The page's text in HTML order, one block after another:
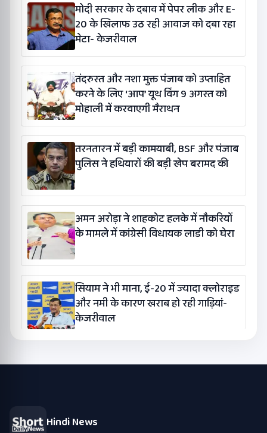
मोदी सरकार के दबाव में पेपर लीक और E-
20 के खिलाफ उठ रही आवाज को दबा रहा
मेटा- केजरीवाल
तंदरुस्त और नशा मुक्त पंजाब को उप्ताहित
करने के लिए ‘आप’ यूथ विंग 9 अगस्त को
मोहाली में करवाएगी मैराथन
तरनतारन में बड़ी कामयाबी, BSF और पंजाब
पुलिस ने हथियारों की बड़ी खेप बरामद की
अमन अरोड़ा ने शाहकोट हलके में नौकरियों
के मामले में कांग्रेसी विधायक लाडी को घेरा
सियाम ने भी माना, ई-20 में ज्यादा क्लोराइड
और नमी के कारण खराब हो रही गाड़ियां-
केजरीवाल
Hindi News